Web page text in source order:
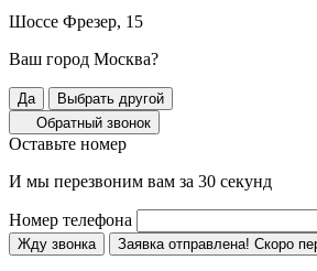
Шоссе Фрезер, 15
Ваш город Москва?
Да
Выбрать другой
Обратный звонок
Оставьте номер
И мы перезвоним вам за 30 секунд
Номер телефона
Жду звонка Заявка отправлена! Скоро